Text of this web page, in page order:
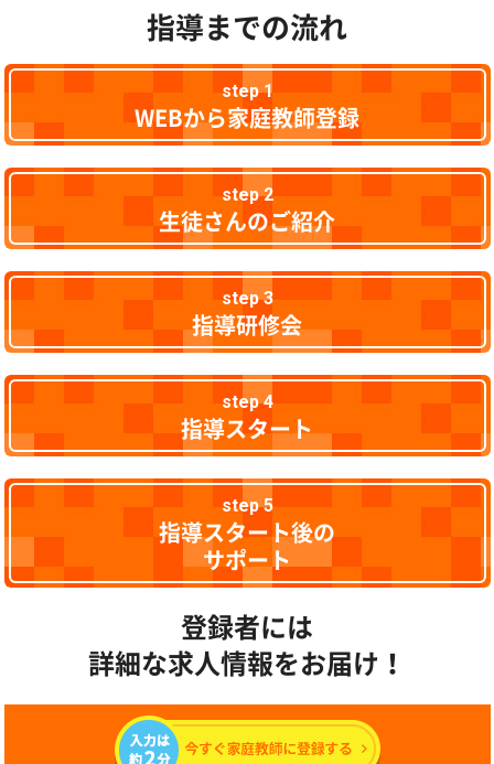
指導までの流れ
step 1
WEBから家庭教師登録
step 2
生徒さんのご紹介
step 3
指導研修会
step 4
指導スタート
step 5
指導スタート後の
サポート
登録者には
詳細な求人情報をお届け！